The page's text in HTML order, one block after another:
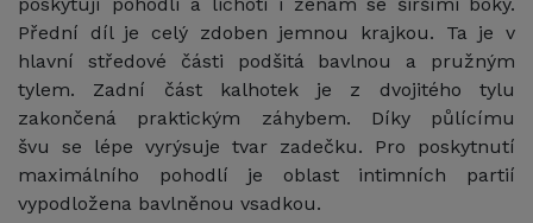
Přední díl je celý zdoben jemnou krajkou. Ta je v
hlavní středové části podšitá bavlnou a pružným
tylem. Zadní část kalhotek je z dvojitého tylu
zakončená praktickým záhybem. Díky půlícímu
švu se lépe vyrýsuje tvar zadečku. Pro poskytnutí
maximálního pohodlí je oblast intimních partií
vypodložena bavlněnou vsadkou.